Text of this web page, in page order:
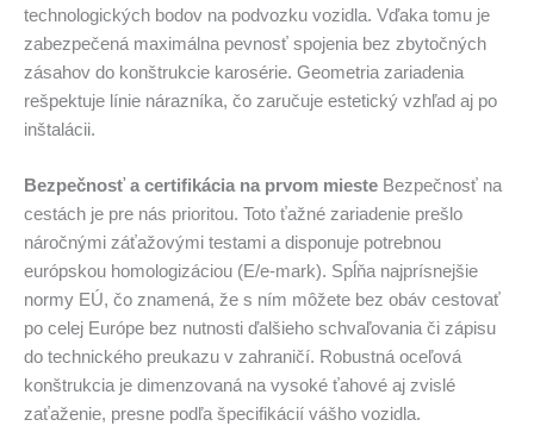
technologických bodov na podvozku vozidla. Vďaka tomu je
zabezpečená maximálna pevnosť spojenia bez zbytočných
zásahov do konštrukcie karosérie. Geometria zariadenia
rešpektuje línie nárazníka, čo zaručuje estetický vzhľad aj po
inštalácii.
Bezpečnosť a certifikácia na prvom mieste Bezpečnosť na
cestách je pre nás prioritou. Toto ťažné zariadenie prešlo
náročnými záťažovými testami a disponuje potrebnou
európskou homologizáciou (E/e-mark). Spĺňa najprísnejšie
normy EÚ, čo znamená, že s ním môžete bez obáv cestovať
po celej Európe bez nutnosti ďalšieho schvaľovania či zápisu
do technického preukazu v zahraničí. Robustná oceľová
konštrukcia je dimenzovaná na vysoké ťahové aj zvislé
zaťaženie, presne podľa špecifikácií vášho vozidla.